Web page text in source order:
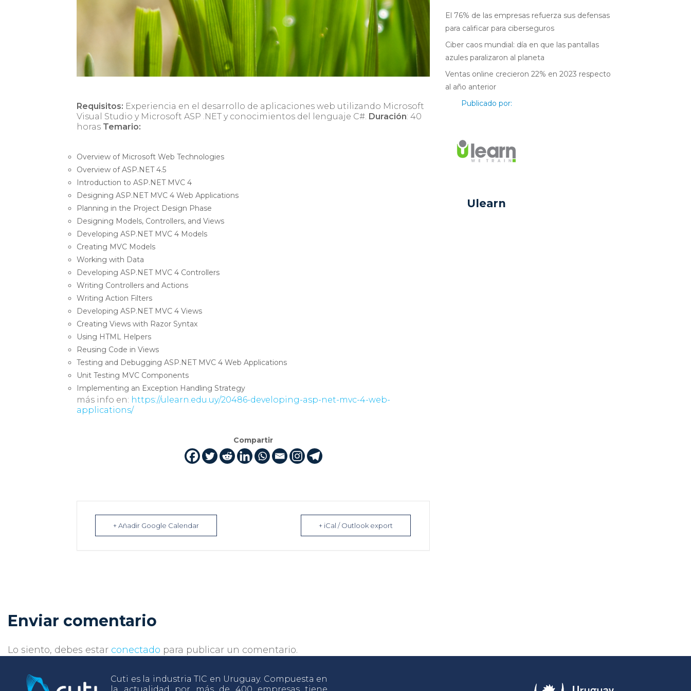
Requisitos: Experiencia en el desarrollo de aplicaciones web utilizando Microsoft
Visual Studio y Microsoft ASP .NET y conocimientos del lenguaje C#. Duración: 40
horas Temario:
Overview of Microsoft Web Technologies
Overview of ASP.NET 4.5
Introduction to ASP.NET MVC 4
Designing ASP.NET MVC 4 Web Applications
Planning in the Project Design Phase
Designing Models, Controllers, and Views
Developing ASP.NET MVC 4 Models
Creating MVC Models
Working with Data
Developing ASP.NET MVC 4 Controllers
Writing Controllers and Actions
Writing Action Filters
Developing ASP.NET MVC 4 Views
Creating Views with Razor Syntax
Using HTML Helpers
Reusing Code in Views
Testing and Debugging ASP.NET MVC 4 Web Applications
Unit Testing MVC Components
Implementing an Exception Handling Strategy
más info en: https://ulearn.edu.uy/20486-developing-asp-net-mvc-4-web-
applications/
Compartir
+ Añadir Google Calendar + iCal / Outlook export
El 76% de las empresas refuerza sus defensas
para calificar para ciberseguros
Ciber caos mundial: día en que las pantallas
azules paralizaron al planeta
Ventas online crecieron 22% en 2023 respecto
al año anterior
Publicado por:
Ulearn
Enviar comentario
Lo siento, debes estar conectado para publicar un comentario.
Cuti es la industria TIC en Uruguay. Compuesta en